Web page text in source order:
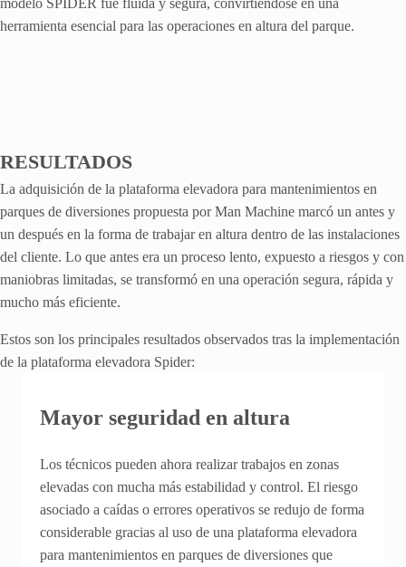
modelo SPIDER fue fluida y segura, convirtiéndose en una
herramienta esencial para las operaciones en altura del parque.
RESULTADOS
La adquisición de la plataforma elevadora para mantenimientos en
parques de diversiones propuesta por Man Machine marcó un antes y
un después en la forma de trabajar en altura dentro de las instalaciones
del cliente. Lo que antes era un proceso lento, expuesto a riesgos y con
maniobras limitadas, se transformó en una operación segura, rápida y
mucho más eficiente.
Estos son los principales resultados observados tras la implementación
de la plataforma elevadora Spider:
Mayor seguridad en altura
Los técnicos pueden ahora realizar trabajos en zonas
elevadas con mucha más estabilidad y control. El riesgo
asociado a caídas o errores operativos se redujo de forma
considerable gracias al uso de una plataforma elevadora
para mantenimientos en parques de diversiones que